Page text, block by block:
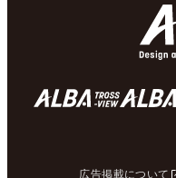
広告掲載について